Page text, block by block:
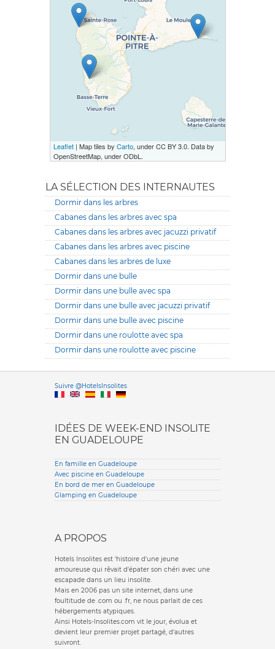
Leaflet| Map tiles by Carto, under CC BY 3.0. Data by
OpenStreetMap, under ODbL.
LA SÉLECTION DES INTERNAUTES
Dormir dans les arbres
Cabanes dans les arbres avec spa
Cabanes dans les arbres avec jacuzzi privatif
Cabanes dans les arbres avec piscine
Cabanes dans les arbres de luxe
Dormir dans une bulle
Dormir dans une bulle avec spa
Dormir dans une bulle avec jacuzzi privatif
Dormir dans une bulle avec piscine
Dormir dans une roulotte avec spa
Dormir dans une roulotte avec piscine
Suivre @HotelsInsolitesVersione
IDÉES DE WEEK-END INSOLITE
EN GUADELOUPE
En famille en Guadeloupe
Avec piscine en Guadeloupe
En bord de mer en Guadeloupe
Glamping en Guadeloupe
A PROPOS
Hotels Insolites est 'histoire d'une jeune
amoureuse qui rêvait d'épater son chéri avec une
escapade dans un lieu insolite.
Mais en 2006 pas un site internet, dans une
foultitude de .com ou .fr, ne nous parlait de ces
hébergements atypiques.
Ainsi Hotels-Insolites.com vit le jour, évolua et
devient leur premier projet partagé, d'autres
suivront.